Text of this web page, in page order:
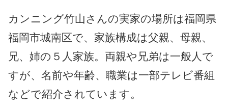
カンニング竹山さんの実家の場所は福岡県
福岡市城南区で、家族構成は父親、母親、
兄、姉の５人家族。両親や兄弟は一般人で
すが、名前や年齢、職業は一部テレビ番組
などで紹介されています。